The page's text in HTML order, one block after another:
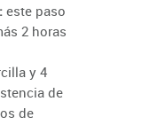
: este paso
2 horas
y 4
de
de